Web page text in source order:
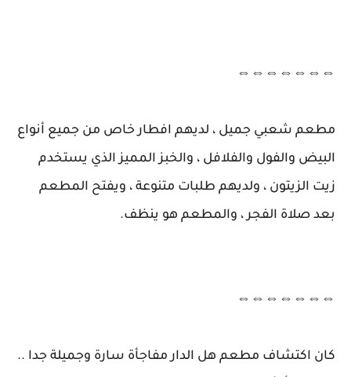
⇔⇔⇔⇔⇔⇔⇔
مطعم شعبي جميل ، لديهم افطار خاص من جميع أنواع
البيض والفول والفلافل ، والخبز المميز الذي يستخدم
زيت الزيتون ، ولديهم طلبات متنوعة ، ويفتح المطعم
بعد صلاة الفجر ، والمطعم هو ينظف.
⇔⇔⇔⇔⇔⇔⇔
كان اكتشاف مطعم هل الدار مفاجأة سارة وجميلة جدا ..